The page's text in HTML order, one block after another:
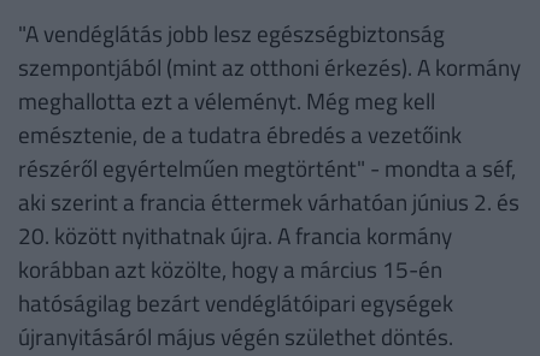
"A vendéglátás jobb lesz egészségbiztonság
szempontjából (mint az otthoni érkezés). A kormány
meghallotta ezt a véleményt. Még meg kell
emésztenie, de a tudatra ébredés a vezetőink
részéről egyértelműen megtörtént" - mondta a séf,
aki szerint a francia éttermek várhatóan június 2. és
20. között nyithatnak újra. A francia kormány
korábban azt közölte, hogy a március 15-én
hatóságilag bezárt vendéglátóipari egységek
újranyitásáról május végén születhet döntés.